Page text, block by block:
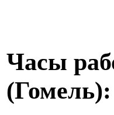
Часы
(Гомель):